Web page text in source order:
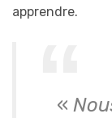
apprendre.
«